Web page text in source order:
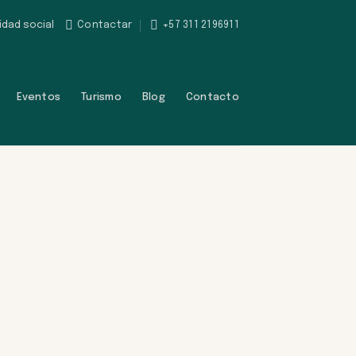
social Contactar +57 311 2196911
Eventos Turismo Blog Contacto